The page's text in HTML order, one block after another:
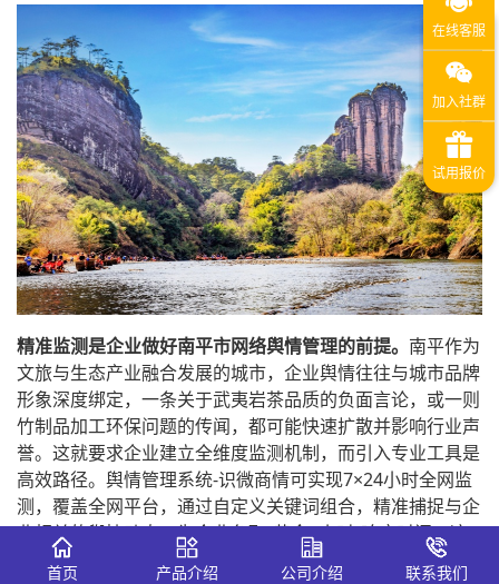
精准监测是企业做好南平市网络舆情管理的前提。 南平作为
文旅与生态产业融合发展的城市，企业舆情往往与城市品牌
形象深度绑定，一条关于武夷岩茶品质的负面言论，或一则
竹制品加工环保问题的传闻，都可能快速扩散并影响行业声
誉。这就要求企业建立全维度监测机制，而引入专业工具是
高效路径。舆情管理系统-识微商情可实现7×24小时全网监
测，覆盖全网平台，通过自定义关键词组合，精准捕捉与企
业相关的舆情动态，为企业争取“黄金4小时”响应时间。这
种技术赋能的监测方式，与南平网信系统“提升舆情发现力”
首页 产品介绍 公司介绍 联系我们